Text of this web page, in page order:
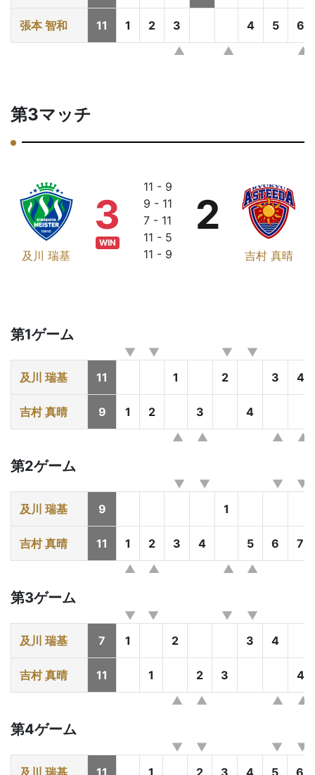
張本 智和 11 1 2 3 4 5 6
第3マッチ
及川 瑞基
3
WIN
11 - 9
9 - 11
7 - 11
11 - 5
11 - 9
吉村 真晴
2
第1ゲーム
及川 瑞基 11 1 2 3 4
吉村 真晴 9 1 2 3 4
第2ゲーム
及川 瑞基 9 1
吉村 真晴 11 1 2 3 4 5 6 7
第3ゲーム
及川 瑞基 7 1 2 3 4
吉村 真晴 11 1 2 3 4
第4ゲーム